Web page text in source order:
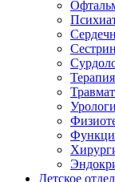
Терапия
Детское